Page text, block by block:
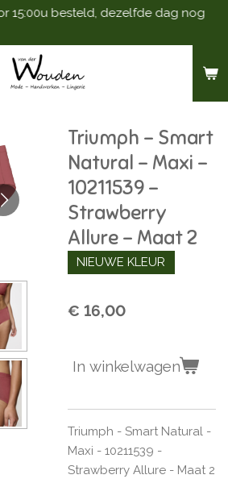
15:00u besteld, dezelfde dag nog
Triumph - Smart
Natural - Maxi -
10211539 -
Strawberry
Allure - Maat 2
NIEUWE KLEUR
€ 16,00
In winkelwagen
Triumph - Smart Natural -
Maxi - 10211539 -
Strawberry Allure - Maat 2